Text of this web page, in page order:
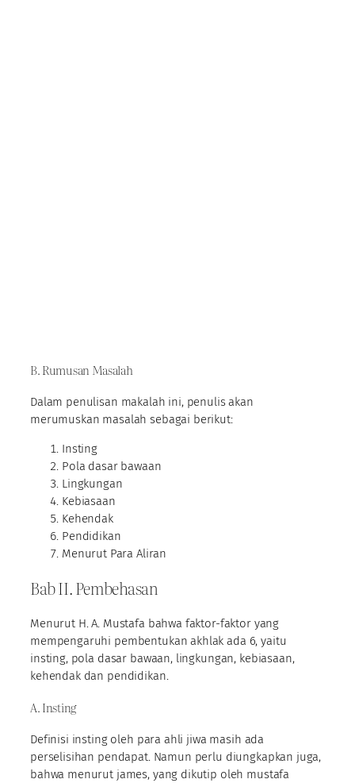
B. Rumusan Masalah
Dalam penulisan makalah ini, penulis akan
merumuskan masalah sebagai berikut:
Insting
Pola dasar bawaan
Lingkungan
Kebiasaan
Kehendak
Pendidikan
Menurut Para Aliran
Bab II. Pembehasan
Menurut H. A. Mustafa bahwa faktor-faktor yang
mempengaruhi pembentukan akhlak ada 6, yaitu
insting, pola dasar bawaan, lingkungan, kebiasaan,
kehendak dan pendidikan.
A. Insting
Definisi insting oleh para ahli jiwa masih ada
perselisihan pendapat. Namun perlu diungkapkan juga,
bahwa menurut james, yang dikutip oleh mustafa